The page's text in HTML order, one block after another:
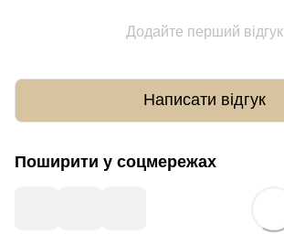
Додайте перший відгук
Написати відгук
Поширити у соцмережах